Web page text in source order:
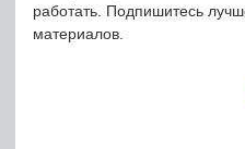
работать. Подпишитесь
материалов.